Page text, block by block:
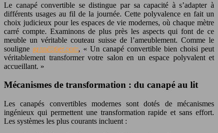
Le canapé convertible se distingue par sa capacité à s’adapter à
différents usages au fil de la journée. Cette polyvalence en fait un
choix judicieux pour les espaces de vie modernes, où chaque mètre
carré compte. Examinons de plus près les aspects qui font de ce
meuble un véritable couteau suisse de l’ameublement. Comme le
souligne grandlitier.com, « Un canapé convertible bien choisi peut
véritablement transformer votre salon en un espace polyvalent et
accueillant. »
Mécanismes de transformation : du canapé au lit
Les canapés convertibles modernes sont dotés de mécanismes
ingénieux qui permettent une transformation rapide et sans effort.
Les systèmes les plus courants incluent :